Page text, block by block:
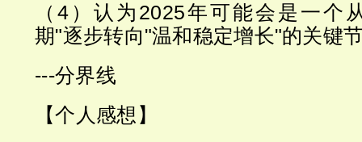
（4）认为2025年可能会是一个
期"逐步转向"温和稳定增长"的关键
---分界线
【个人感想】